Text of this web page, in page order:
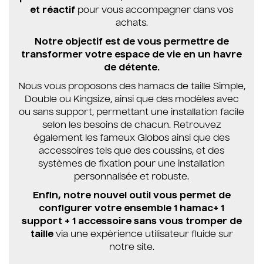
et réactif pour vous accompagner dans vos
achats.
Notre objectif est de vous permettre de
transformer votre espace de vie en un havre
de détente.
Nous vous proposons des hamacs de taille Simple,
Double ou Kingsize, ainsi que des modèles avec
ou sans support, permettant une installation facile
selon les besoins de chacun. Retrouvez
également les fameux Globos ainsi que des
accessoires tels que des coussins, et des
systèmes de fixation pour une installation
personnalisée et robuste.
Enfin, notre nouvel outil vous permet de
configurer votre ensemble 1 hamac+ 1
support + 1 accessoire sans vous tromper de
taille via une expèrience utilisateur fluide sur
notre site.